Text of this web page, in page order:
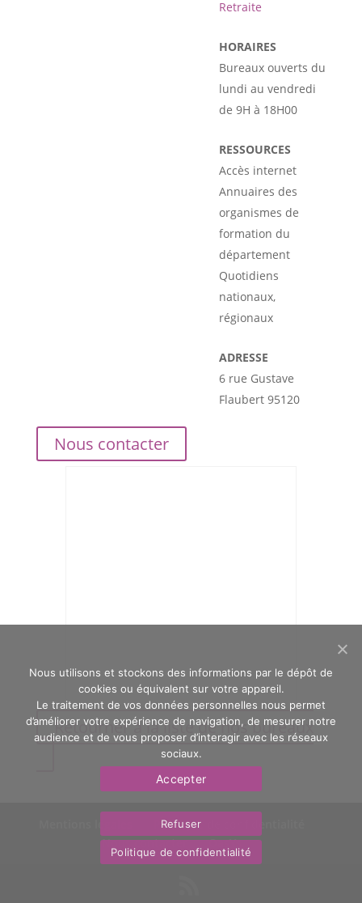
Retraite
HORAIRES
Bureaux ouverts du
lundi au vendredi
de 9H à 18H00
RESSOURCES
Accès internet
Annuaires des
organismes de
formation du
département
Quotidiens
nationaux,
régionaux
ADRESSE
6 rue Gustave
Flaubert 95120
Nous contacter
Retourner à la liste de nos bureaux
Politique de confidentialité
Nous contacter
OasYs
Nous utilisons et stockons des informations par le dépôt de
cookies ou équivalent sur votre appareil.
Le traitement de vos données personnelles nous permet
d’améliorer votre expérience de navigation, de mesurer notre
audience et de vous proposer d’interagir avec les réseaux
sociaux.
Accepter
Refuser
Politique de confidentialité